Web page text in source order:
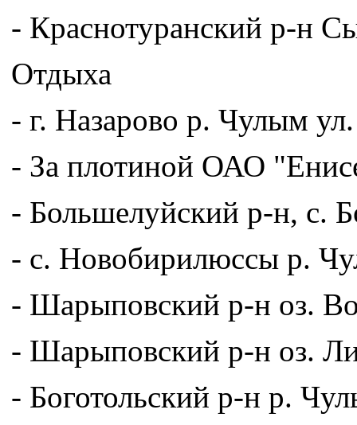
- Краснотуранский р-н
Отдыха
- г. Назарово р. Чулым
- За плотиной ОАО
- Большелуйский р-н, с.
- с. Новобирилюссы р.
- Шарыповский р-н оз.
- Шарыповский р-н оз.
- Боготольский р-н р.